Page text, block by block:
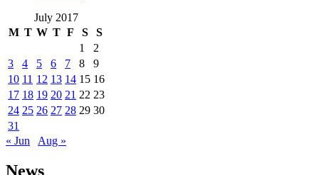
July 2017
M T W T F S
S
1
2
3
4 5 6 7 8
9
10 11 12 13 14 15 16
17 18 19 20 21 22 23
24 25 26 27 28 29 30
31
« Jun
Aug »
News